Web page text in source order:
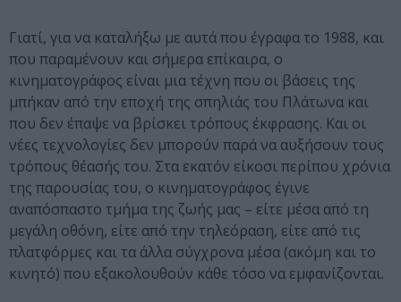
Γιατί, για να καταλήξω με αυτά που έγραφα το 1988, και
που παραμένουν και σήμερα επίκαιρα, ο
κινηματογράφος είναι μια τέχνη που οι βάσεις της
μπήκαν από την εποχή της σπηλιάς του Πλάτωνα και
που δεν έπαψε να βρίσκει τρόπους έκφρασης. Και οι
νέες τεχνολογίες δεν μπορούν παρά να αυξήσουν τους
τρόπους θέασής του. Στα εκατόν είκοσι περίπου χρόνια
της παρουσίας του, ο κινηματογράφος έγινε
αναπόσπαστο τμήμα της ζωής μας – είτε μέσα από τη
μεγάλη οθόνη, είτε από την τηλεόραση, είτε από τις
πλατφόρμες και τα άλλα σύγχρονα μέσα (ακόμη και το
κινητό) που εξακολουθούν κάθε τόσο να εμφανίζονται.